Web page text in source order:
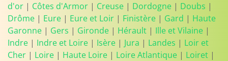
d'or | Côtes d'Armor | Creuse | Dordogne | Doubs |
Drôme | Eure | Eure et Loir | Finistère | Gard | Haute
Garonne | Gers | Gironde | Hérault | Ille et Vilaine |
Indre | Indre et Loire | Isère | Jura | Landes | Loir et
Cher | Loire | Haute Loire | Loire Atlantique | Loiret |